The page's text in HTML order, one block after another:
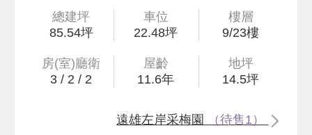
總建坪
85.54坪
車位
22.48坪
樓層
9/23樓
房(室)廳衛
3 / 2 / 2
屋齡
11.6年
地坪
14.5坪
遠雄左岸采梅園 （待售1）